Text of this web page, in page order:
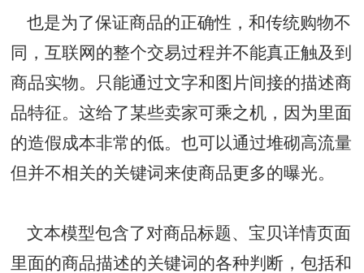
也是为了保证商品的正确性，和传统购物不
同，互联网的整个交易过程并不能真正触及到
商品实物。只能通过文字和图片间接的描述商
品特征。这给了某些卖家可乘之机，因为里面
的造假成本非常的低。也可以通过堆砌高流量
但并不相关的关键词来使商品更多的曝光。
文本模型包含了对商品标题、宝贝详情页面
里面的商品描述的关键词的各种判断，包括和